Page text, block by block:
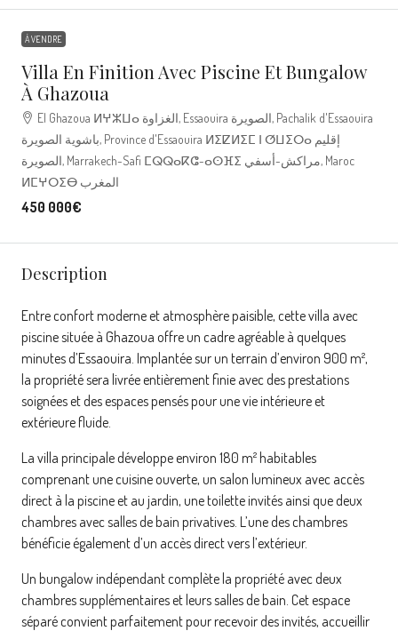
À VENDRE
Villa En Finition Avec Piscine Et Bungalow
À Ghazoua
El Ghazoua ⵍⵖⵣⵡⴰ الغزاوة, Essaouira الصويرة, Pachalik d'Essaouira
باشوية الصويرة, Province d'Essaouira ⵍⵉⵇⵍⵉⵎ ⵏ ⵚⵡⵉⵔⴰ إقليم
الصويرة, Marrakech-Safi ⵎⵕⵕⴰⴽⵛ-ⴰⵙⴼⵉ مراكش-أسفي, Maroc
ⵍⵎⵖⵔⵉⴱ المغرب
450 000€
Description
Entre confort moderne et atmosphère paisible, cette villa avec
piscine située à Ghazoua offre un cadre agréable à quelques
minutes d’Essaouira. Implantée sur un terrain d’environ 900 m²,
la propriété sera livrée entièrement finie avec des prestations
soignées et des espaces pensés pour une vie intérieure et
extérieure fluide.
La villa principale développe environ 180 m² habitables
comprenant une cuisine ouverte, un salon lumineux avec accès
direct à la piscine et au jardin, une toilette invités ainsi que deux
chambres avec salles de bain privatives. L’une des chambres
bénéficie également d’un accès direct vers l’extérieur.
Un bungalow indépendant complète la propriété avec deux
chambres supplémentaires et leurs salles de bain. Cet espace
séparé convient parfaitement pour recevoir des invités, accueillir